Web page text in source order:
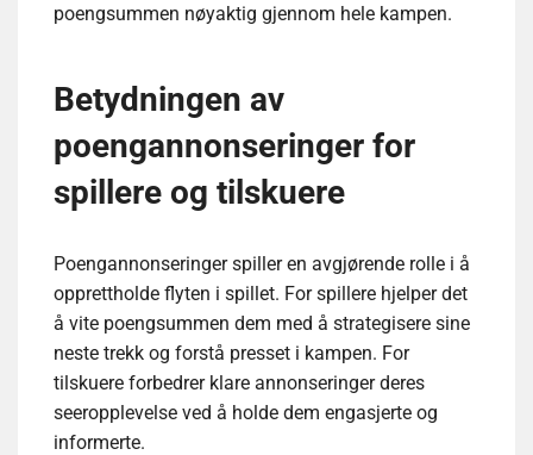
poengsummen nøyaktig gjennom hele kampen.
Betydningen av
poengannonseringer for
spillere og tilskuere
Poengannonseringer spiller en avgjørende rolle i å
opprettholde flyten i spillet. For spillere hjelper det
å vite poengsummen dem med å strategisere sine
neste trekk og forstå presset i kampen. For
tilskuere forbedrer klare annonseringer deres
seeropplevelse ved å holde dem engasjerte og
informerte.